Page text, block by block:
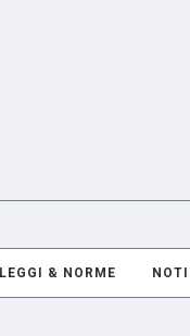
LEGGI & NORME